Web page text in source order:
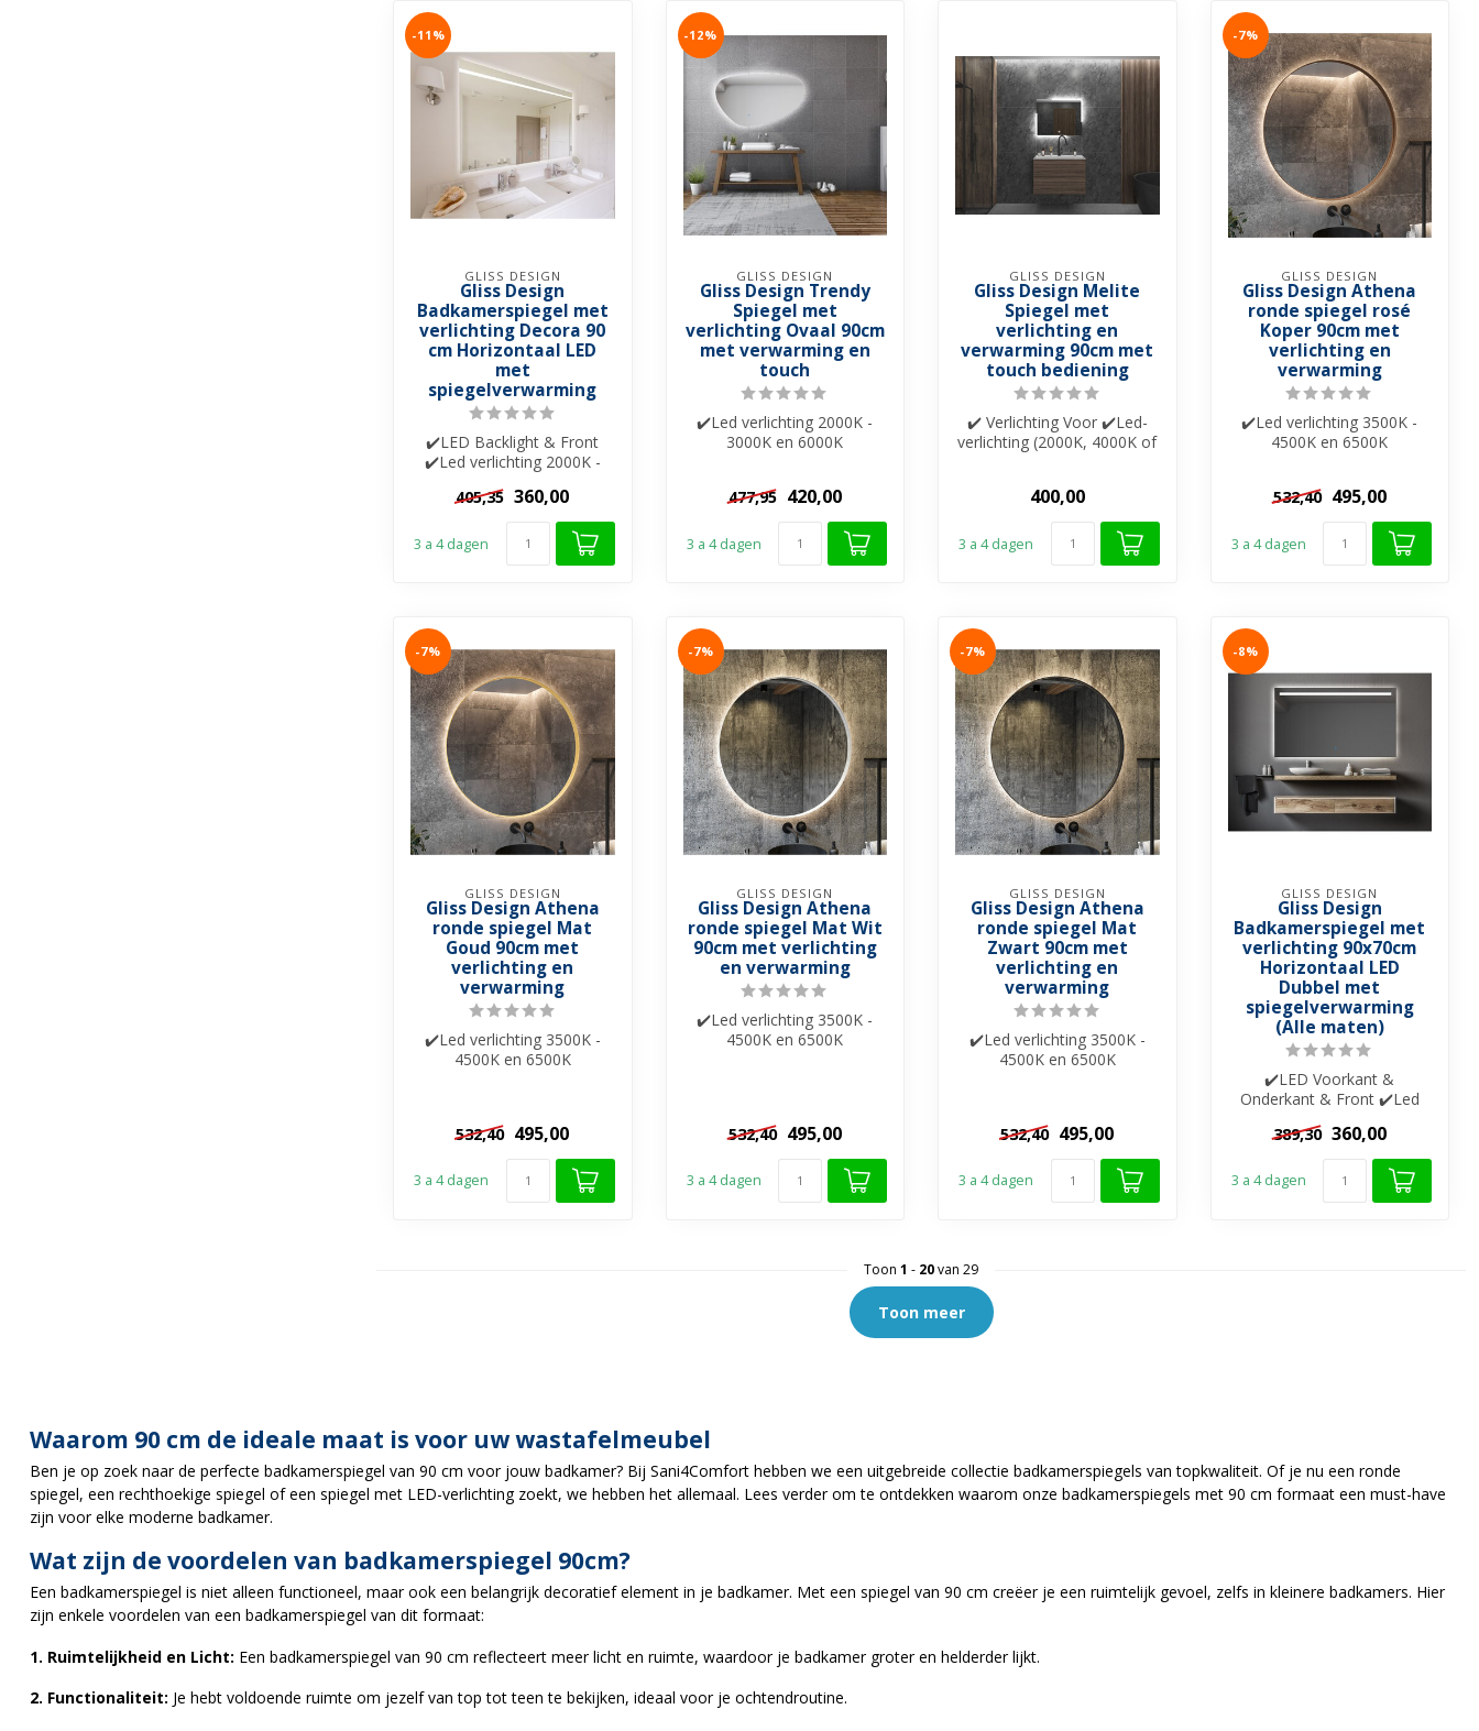
-11%
GLISS DESIGN
Gliss Design
Badkamerspiegel met
verlichting Decora 90
cm Horizontaal LED
met
spiegelverwarming
✔️LED Backlight & Front
✔️Led verlichting 2000K -
verwa...
405,35 360,00
3 a 4 dagen
-12%
GLISS DESIGN
Gliss Design Trendy
Spiegel met
verlichting Ovaal 90cm
met verwarming en
touch
✔️Led verlichting 2000K -
3000K en 6000K
477,95 420,00
3 a 4 dagen
GLISS DESIGN
Gliss Design Melite
Spiegel met
verlichting en
verwarming 90cm met
touch bediening
✔️ Verlichting Voor ✔️Led-
verlichting (2000K, 4000K of
400,00
3 a 4 dagen
-7%
GLISS DESIGN
Gliss Design Athena
ronde spiegel rosé
Koper 90cm met
verlichting en
verwarming
✔️Led verlichting 3500K -
4500K en 6500K
532,40 495,00
3 a 4 dagen
-7%
GLISS DESIGN
Gliss Design Athena
ronde spiegel Mat
Goud 90cm met
verlichting en
verwarming
✔️Led verlichting 3500K -
4500K en 6500K
532,40 495,00
3 a 4 dagen
-7%
GLISS DESIGN
Gliss Design Athena
ronde spiegel Mat Wit
90cm met verlichting
en verwarming
✔️Led verlichting 3500K -
4500K en 6500K
532,40 495,00
3 a 4 dagen
-7%
GLISS DESIGN
Gliss Design Athena
ronde spiegel Mat
Zwart 90cm met
verlichting en
verwarming
✔️Led verlichting 3500K -
4500K en 6500K
532,40 495,00
3 a 4 dagen
-8%
GLISS DESIGN
Gliss Design
Badkamerspiegel met
verlichting 90x70cm
Horizontaal LED
Dubbel met
spiegelverwarming
(Alle maten)
✔️LED Voorkant &
Onderkant & Front ✔️Led
6000K ✔️Sp...
389,30 360,00
3 a 4 dagen
Toon 1 - 20van 29
Toon meer
Waarom 90 cm de ideale maat is voor uw wastafelmeubel
Ben je op zoek naar de perfecte badkamerspiegel van 90 cm voor jouw badkamer? Bij Sani4Comfort hebben we een uitgebreide collectie badkamerspiegels van topkwaliteit. Of je nu een ronde
spiegel, een rechthoekige spiegel of een spiegel met LED-verlichting zoekt, we hebben het allemaal. Lees verder om te ontdekken waarom onze badkamerspiegels met 90 cm formaat een must-have
zijn voor elke moderne badkamer.
Wat zijn de voordelen van badkamerspiegel 90cm?
Een badkamerspiegel is niet alleen functioneel, maar ook een belangrijk decoratief element in je badkamer. Met een spiegel van 90 cm creëer je een ruimtelijk gevoel, zelfs in kleinere badkamers. Hier
zijn enkele voordelen van een badkamerspiegel van dit formaat:
1. Ruimtelijkheid en Licht: Een badkamerspiegel van 90 cm reflecteert meer licht en ruimte, waardoor je badkamer groter en helderder lijkt.
2. Functionaliteit: Je hebt voldoende ruimte om jezelf van top tot teen te bekijken, ideaal voor je ochtendroutine.